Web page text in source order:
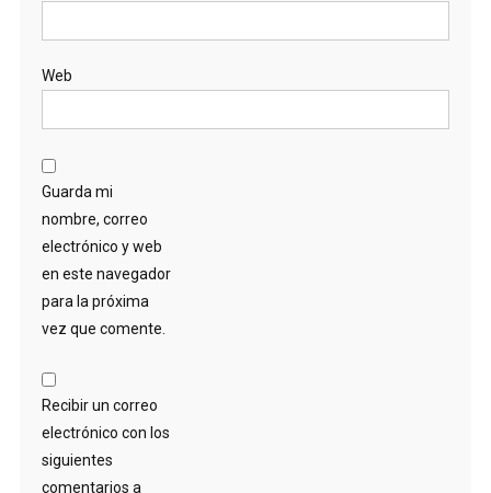
Web
Guarda mi
nombre, correo
electrónico y web
en este navegador
para la próxima
vez que comente.
Recibir un correo
electrónico con los
siguientes
comentarios a